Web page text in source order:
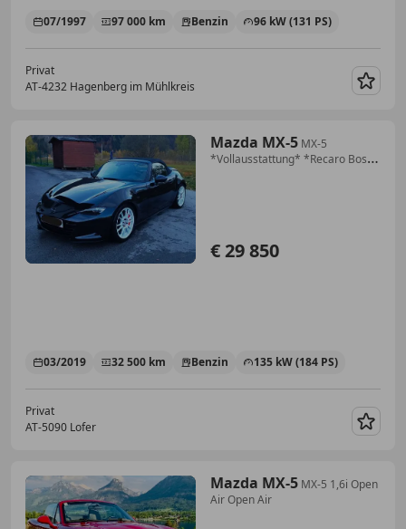
07/1997 97 000 km Benzin 96 kW (131 PS)
Privat
AT-4232 Hagenberg im Mühlkreis
Mazda MX-5 MX-5
*Vollausstattung* *Recaro Bose*
€ 29 850
03/2019 32 500 km Benzin 135 kW (184 PS)
Privat
AT-5090 Lofer
Mazda MX-5 MX-5 1,6i Open
Air Open Air